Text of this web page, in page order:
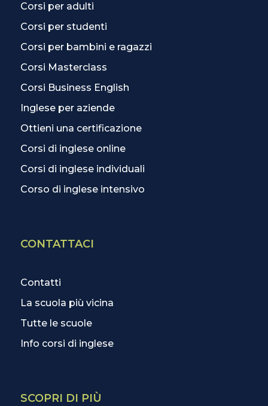
Corsi per adulti
Corsi per studenti
Corsi per bambini e ragazzi
Corsi Masterclass
Corsi Business English
Inglese per aziende
Ottieni una certificazione
Corsi di inglese online
Corsi di inglese individuali
Corso di inglese intensivo
CONTATTACI
Contatti
La scuola più vicina
Tutte le scuole
Info corsi di inglese
SCOPRI DI PIÙ